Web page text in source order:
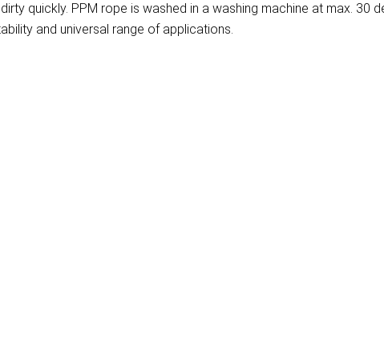
quickly. PPM rope is washed in a washing machine at max. 30
and universal range of applications.